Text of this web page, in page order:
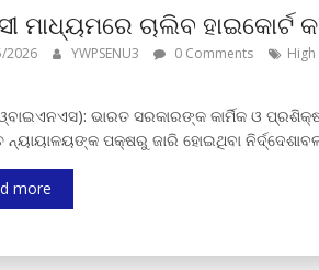
ମାଧ୍ୟମରେ ଚାଲିବ ହାଇକୋର୍ଟ
2026 YWPSENU3 0 Comments
ଭାରତ ସରକାରଙ୍କ କାର୍ମିକ ଓ
ନ୍ୟାୟାଳୟଙ୍କ ପକ୍ଷରୁ ଜାରି ହୋଇଥିବା
more